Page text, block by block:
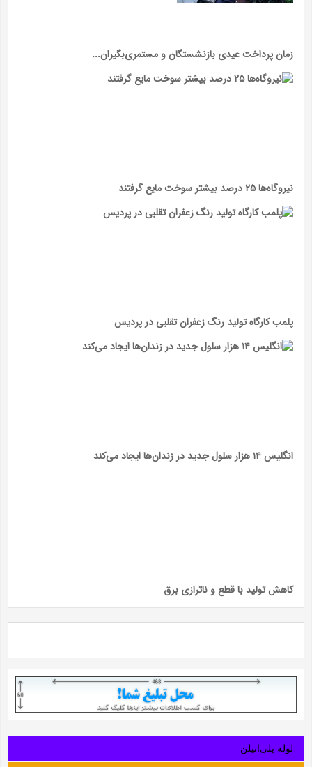
زمان پرداخت عیدی بازنشستگان و مستمری‌بگیران...
نیروگاه‌ها ۲۵ درصد بیشتر سوخت مایع گرفتند
پلمب کارگاه تولید رنگ زعفران تقلبی در پردیس
انگلیس ۱۴ هزار سلول جدید در زندان‌ها ایجاد می‌کند
کاهش تولید با قطع و ناترازی برق
لوله‌ پلی‌اتیلن